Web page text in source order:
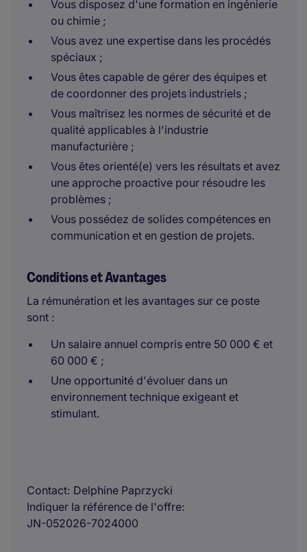
Vous disposez d'une formation en ingénierie
ou chimie ;
Vous avez une expertise dans les procédés
spéciaux ;
Vous êtes capable de gérer des équipes et
de coordonner des projets industriels ;
Vous maîtrisez les normes de sécurité et de
qualité applicables à l'industrie
manufacturière ;
Vous êtes orienté(e) vers les résultats et avez
une approche proactive pour résoudre les
problèmes ;
Vous possédez de solides compétences en
communication et en gestion de projets.
Conditions et Avantages
La rémunération et les avantages sur ce poste
sont :
Un salaire annuel compris entre 50 000 € et
60 000 € ;
Une opportunité d'évoluer dans un
environnement technique exigeant et
stimulant.
Contact Delphine Paprzycki
Indiquer la référence de l'offre
JN-052026-7024000